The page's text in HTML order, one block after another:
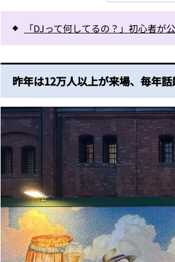
「DJって何してるの？」初心者
昨年は12万人以上が来場、毎年